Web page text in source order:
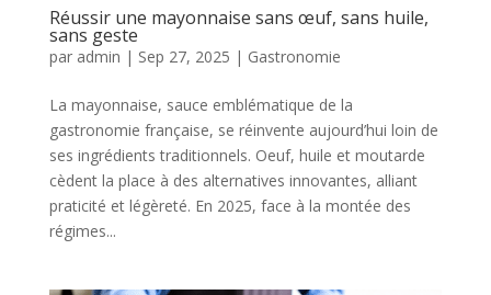
Réussir une mayonnaise sans œuf, sans huile,
sans geste
par admin | Sep 27, 2025 | Gastronomie
La mayonnaise, sauce emblématique de la
gastronomie française, se réinvente aujourd’hui loin de
ses ingrédients traditionnels. Oeuf, huile et moutarde
cèdent la place à des alternatives innovantes, alliant
praticité et légèreté. En 2025, face à la montée des
régimes...